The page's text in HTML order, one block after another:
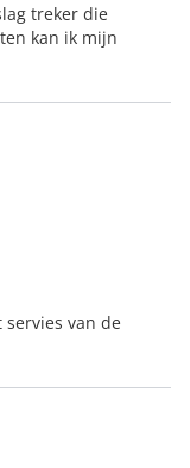
treker die
kan ik mijn
van de